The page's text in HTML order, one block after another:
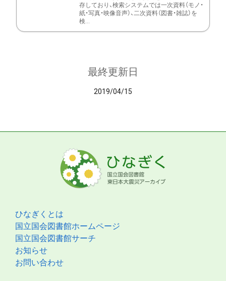
存しており、検索システムでは一次資料（モノ・
紙・写真・映像音声）、二次資料（図書・雑誌）を
検...
最終更新日
2019/04/15
ひなぎくとは
国立国会図書館ホームページ
国立国会図書館サーチ
お知らせ
お問い合わせ